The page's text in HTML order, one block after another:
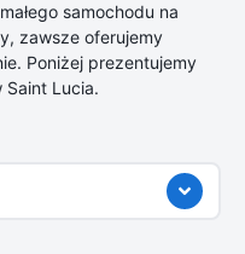
samochodu na
zawsze oferujemy
Poniżej prezentujemy
Saint Lucia.